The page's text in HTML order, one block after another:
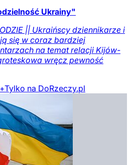
Ukrainy"
|| Ukraińscy dziennikarze i
się w coraz bardziej
na temat relacji Kijów-
wręcz pewność
Tylko na DoRzeczy.pl